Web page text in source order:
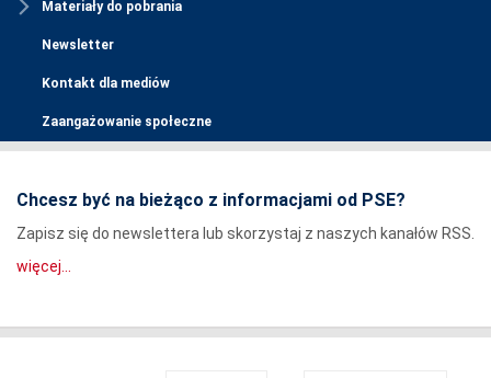
Materiały do pobrania
Newsletter
Kontakt dla mediów
Zaangażowanie społeczne
Chcesz być na bieżąco z informacjami od PSE?
Zapisz się do newslettera lub skorzystaj z naszych kanałów RSS.
więcej...